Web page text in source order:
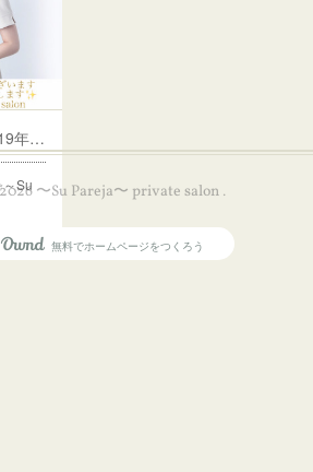
新春のご挨拶✨2019年スタッフ募集
Su 〜Su Pareja〜 private salon .
AmebaOwnd
無料でホームページをつくろう